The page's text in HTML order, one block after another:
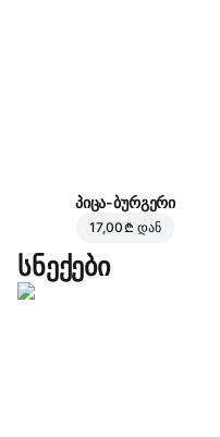
პიცა-ბურგერი
17,00 ₾ დან
სნექები